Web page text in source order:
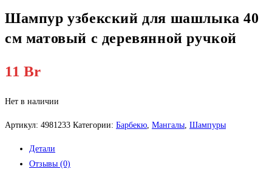
Шампур узбекский для шашлыка 40
см матовый с деревянной ручкой
11 Br
Нет в наличии
Артикул: 4981233 Категории: Барбекю, Мангалы, Шампуры
Детали
Отзывы (0)